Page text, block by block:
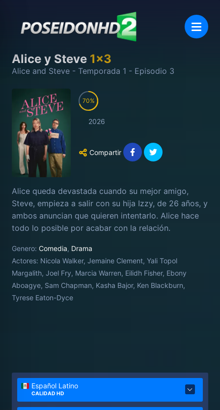
Alice y Steve 1x3
Alice and Steve - Temporada 1 - Episodio 3
70
2026
Compartir
Alice queda devastada cuando su mejor amigo,
Steve, empieza a salir con su hija Izzy, de 26 años, y
ambos anuncian que quieren intentarlo. Alice hace
todo lo posible por acabar con la relación.
preparado para el ataque, y lo que empieza como
una amistad perfecta se convierte en una auténtica
pelea.
Genero: Comedia, Drama
Actores: Nicola Walker, Jemaine Clement, Yali Topol
Margalith, Joel Fry, Marcia Warren, Eilidh Fisher, Ebony
Aboagye, Sam Chapman, Kasha Bajor, Ken Blackburn,
Tyrese Eaton-Dyce
Español Latino
CALIDAD HD